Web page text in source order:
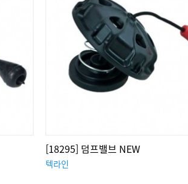
[18295] 덤프밸브 NEW
텍라인